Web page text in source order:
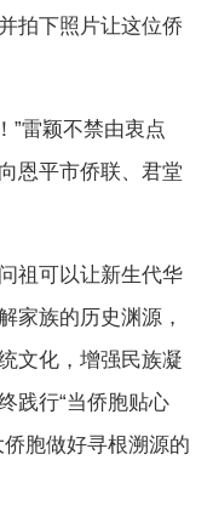
拍下照片让这位侨
”雷颖不禁由衷点
恩平市侨联、君堂
祖可以让新生代华
家族的历史渊源，
文化，增强民族凝
践行“当侨胞贴心
胞做好寻根溯源的